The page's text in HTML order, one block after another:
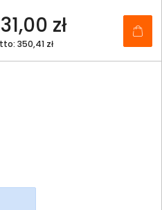
zł
350,41 zł